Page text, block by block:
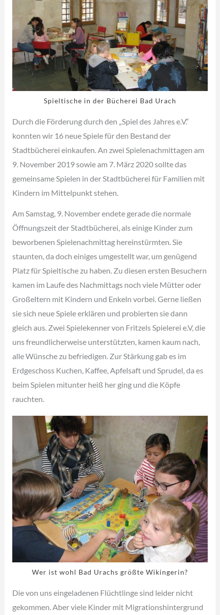
Spieltische in der Bücherei Bad Urach
Durch die Förderung durch den „Spiel des Jahres e.V.“
konnten wir 16 neue Spiele für den Bestand der
Stadtbücherei einkaufen. An zwei Spielenachmittagen am
9. November 2019 sowie am 7. März 2020 sollte das
gemeinsame Spielen in der Stadtbücherei für Familien mit
Kindern im Mittelpunkt stehen.
Am Samstag, 9. November endete gerade die normale
Öffnungszeit der Stadtbücherei, als einige Kinder zum
beworbenen Spielenachmittag hereinstürmten. Sie
staunten, da doch einiges umgestellt war, um genügend
Platz für Spieltische zu haben. Zu diesen ersten Besuchern
kamen im Laufe des Nachmittags noch viele Mütter oder
Großeltern mit Kindern und Enkeln vorbei. Gerne ließen
sie sich neue Spiele erklären und probierten sie dann
gleich aus. Zwei Spielekenner von Fritzels Spielerei e.V, die
uns freundlicherweise unterstützten, kamen kaum nach,
alle Wünsche zu befriedigen. Zur Stärkung gab es im
Erdgeschoss Kuchen, Kaffee, Apfelsaft und Sprudel, da es
beim Spielen mitunter heiß her ging und die Köpfe
rauchten.
Wer ist wohl Bad Urachs größte Wikingerin?
Die von uns eingeladenen Flüchtlinge sind leider nicht
gekommen. Aber viele Kinder mit Migrationshintergrund